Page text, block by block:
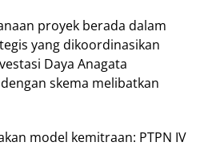
proyek berada dalam
yang dikoordinasikan
Daya Anagata
skema melibatkan
model kemitraan: PTPN IV